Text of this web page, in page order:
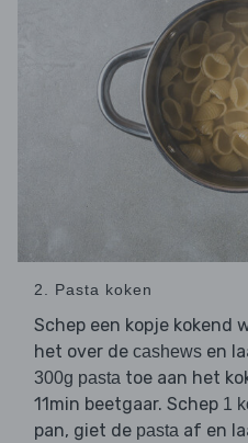
2. Pasta koken
Schep een kopje kokend
het over de cashews en
300g pasta toe aan het
11min beetgaar. Schep 1
pan, giet de pasta af en